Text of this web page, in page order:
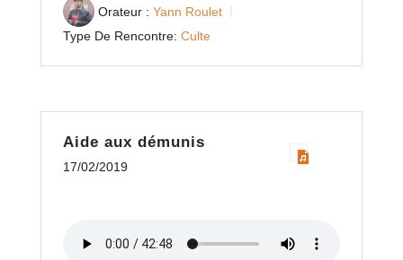
Orateur : Yann Roulet
Type De Rencontre: Culte
Aide aux démunis
17/02/2019